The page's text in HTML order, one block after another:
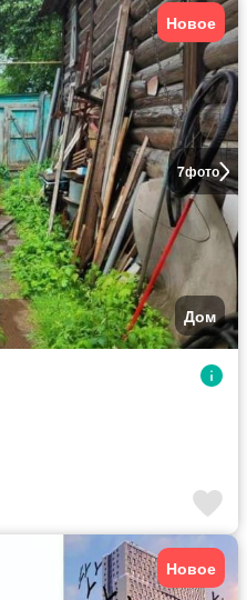
7фото
Новое
Дом
Новое